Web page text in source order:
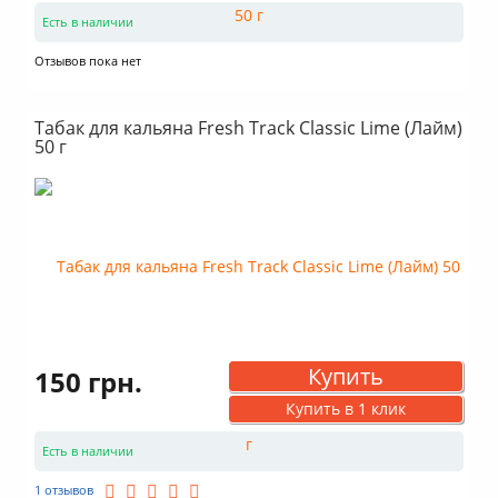
Есть в наличии
Отзывов пока нет
Табак для кальяна Fresh Track Classic Lime (Лайм)
50 г
150 грн. Купить
Купить в 1 клик
Есть в наличии
1 отзывов